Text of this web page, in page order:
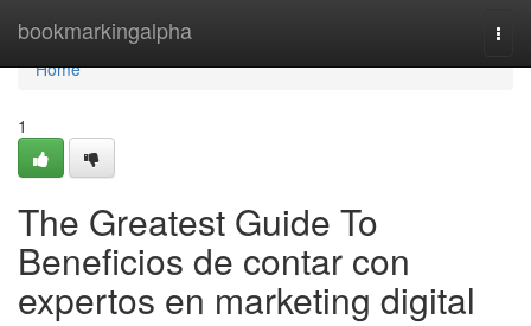
bookmarkingalpha
Home
Home
1
The Greatest Guide To
Beneficios de contar con
expertos en marketing digital